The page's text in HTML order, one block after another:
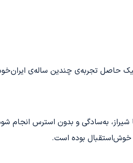
حاصل تجربه‌ی چندین ساله‌ی
شیراز، به‌سادگی و بدون استرس
خوش‌استقبال بوده است.